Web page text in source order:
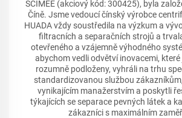
SCIMEE (akciový kód: 300425), byla
Číně. Jsme vedoucí čínský výrobce
HUADA vždy soustředila na výzkum a
filtracních a separačních strojů a
otevřeného a vzájemně výhodného
abychom vedli odvětví inovacemi, které
rozumně podloženy, vyhráli na trhu
standardizovanou službou
vynikajícím manažerstvím a poskytli
týkajících se separace pevných látek a
zákazníci s maximálním